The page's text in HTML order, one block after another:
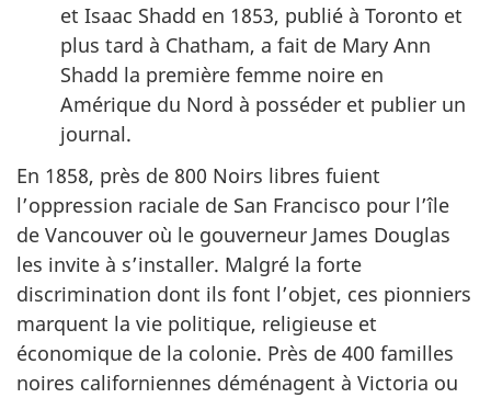
et Isaac Shadd en 1853, publié à Toronto et
plus tard à Chatham, a fait de Mary Ann
Shadd la première femme noire en
Amérique du Nord à posséder et publier un
journal.
En 1858, près de 800 Noirs libres fuient
l’oppression raciale de San Francisco pour l’île
de Vancouver où le gouverneur James Douglas
les invite à s’installer. Malgré la forte
discrimination dont ils font l’objet, ces pionniers
marquent la vie politique, religieuse et
économique de la colonie. Près de 400 familles
noires californiennes déménagent à Victoria ou